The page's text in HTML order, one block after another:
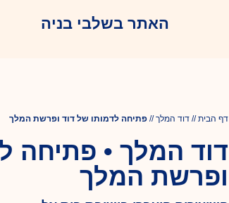
האתר בשלבי בניה
דף הבית//דוד המלך//פתיחה לדמותו של דוד ופרשת המלך
דוד המלך • פתיחה
ופרשת המלך